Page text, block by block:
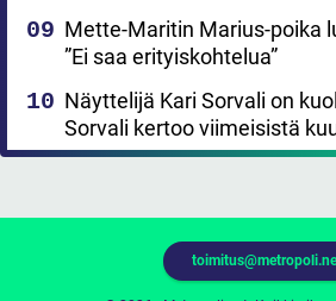
Mette-Maritin Marius-poika
”Ei saa erityiskohtelua”
Näyttelijä Kari Sorvali on
Sorvali kertoo viimeisistä